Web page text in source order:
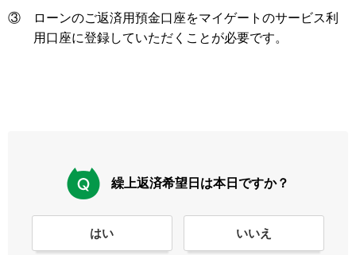
③
ローンのご返済用預金口座をマイゲートのサービス利
用口座に登録していただくことが必要です。
繰上返済希望日は本日ですか？
はい いいえ